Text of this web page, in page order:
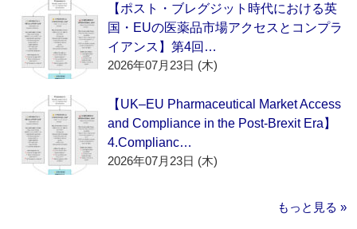
【ポスト・ブレグジット時代における英
国・EUの医薬品市場アクセスとコンプラ
イアンス】第4回…
2026年07月23日 (木)
【UK–EU Pharmaceutical Market Access
and Compliance in the Post-Brexit Era】
4.Complianc…
2026年07月23日 (木)
もっと見る »